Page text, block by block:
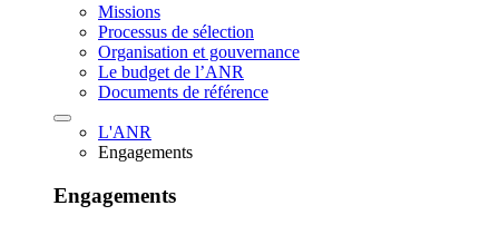
Missions
Processus de sélection
Organisation et gouvernance
Le budget de l’ANR
Documents de référence
L'ANR
Engagements
Engagements